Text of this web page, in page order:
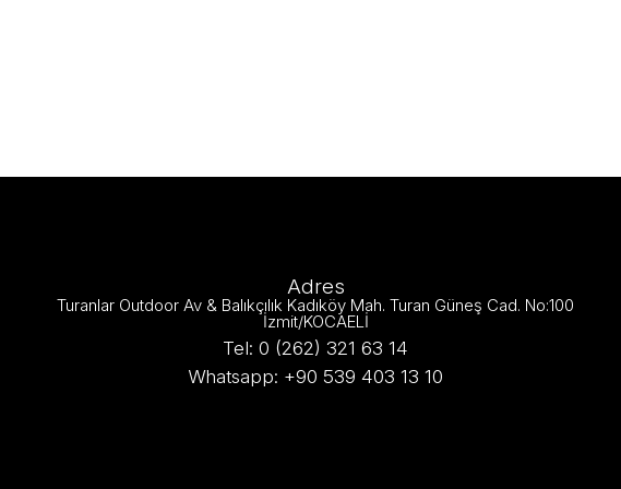
Adres
Turanlar Outdoor Av & Balıkçılık Kadıköy Mah. Turan Güneş Cad. No:100
İzmit/KOCAELİ
Tel: 0 (262) 321 63 14
Whatsapp: +90 539 403 13 10